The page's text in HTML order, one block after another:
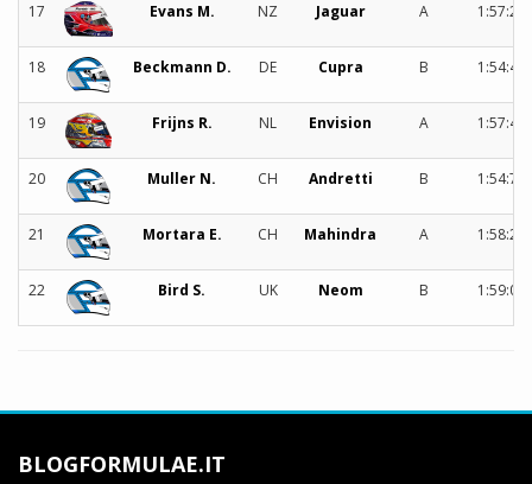
17 Evans M. NZ Jaguar A
18 Beckmann D. DE Cupra B
19 Frijns R. NL Envision A
20 Muller N. CH Andretti B
21 Mortara E. CH Mahindra A
22 Bird S. UK Neom B
BLOGFORMULAE.IT